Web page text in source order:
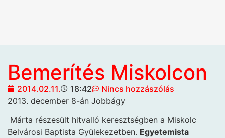
Bemerítés Miskolcon
2014.02.11. 18:42
Nincs hozzászólás
2013. december 8-án Jobbágy
Márta részesült hitvalló keresztségben a Miskolc
Belvárosi Baptista Gyülekezetben. Egyetemista